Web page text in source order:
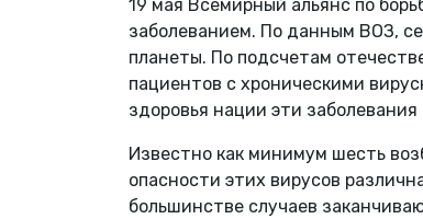
19 мая Всемирный альянс по
заболеванием. По данным ВОЗ,
планеты. По подсчетам
пациентов с хроническими
здоровья нации эти
Известно как минимум шесть
опасности этих вирусов
большинстве случаев